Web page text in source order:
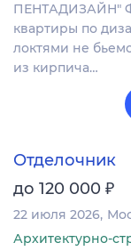
ПЕНТАДИЗАЙН"
квартиры по
локтями не
из кирпича…
Отделочник
до 120 000 ₽
22 июля 2026
Архитектурно-